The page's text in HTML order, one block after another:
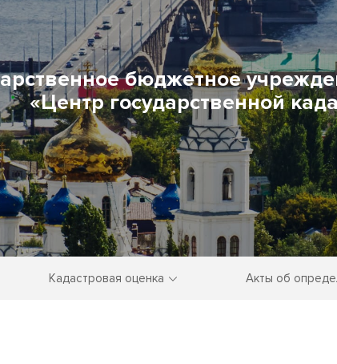
бюджетное
«Центр государственной
Кадастровая оценка Акты об